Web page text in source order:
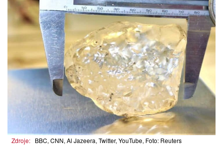
Zdroje: BBC, CNN, Al Jazeera, Twitter, YouTube, Foto: Reuters